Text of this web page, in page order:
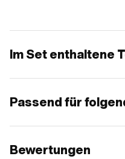
Im Set enthaltene
Passend für
Bewertungen